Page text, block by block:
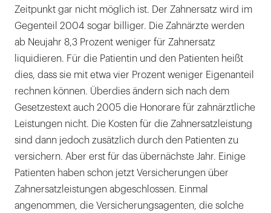
Zeitpunkt gar nicht möglich ist. Der Zahnersatz wird im
Gegenteil 2004 sogar billiger. Die Zahnärzte werden
ab Neujahr 8,3 Prozent weniger für Zahnersatz
liquidieren. Für die Patientin und den Patienten heißt
dies, dass sie mit etwa vier Prozent weniger Eigenanteil
rechnen können. Überdies ändern sich nach dem
Gesetzestext auch 2005 die Honorare für zahnärztliche
Leistungen nicht. Die Kosten für die Zahnersatzleistung
sind dann jedoch zusätzlich durch den Patienten zu
versichern. Aber erst für das übernächste Jahr. Einige
Patienten haben schon jetzt Versicherungen über
Zahnersatzleistungen abgeschlossen. Einmal
angenommen, die Versicherungsagenten, die solche